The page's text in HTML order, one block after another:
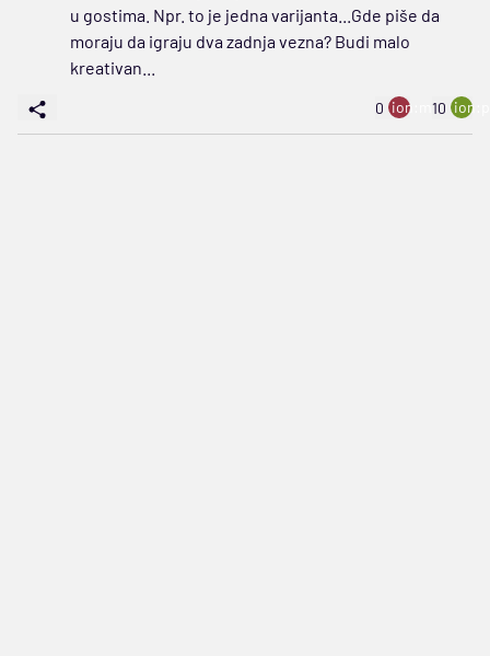
u gostima. Npr. to je jedna varijanta...Gde piše da
moraju da igraju dva zadnja vezna? Budi malo
kreativan...
0 ion:minus
10